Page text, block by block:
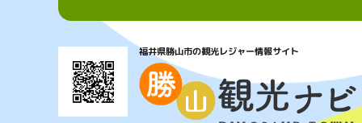
福井県勝山市の観光レジャー情報サイト